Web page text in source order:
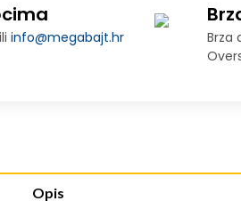
info@megabajt.hr
Brza
Opis